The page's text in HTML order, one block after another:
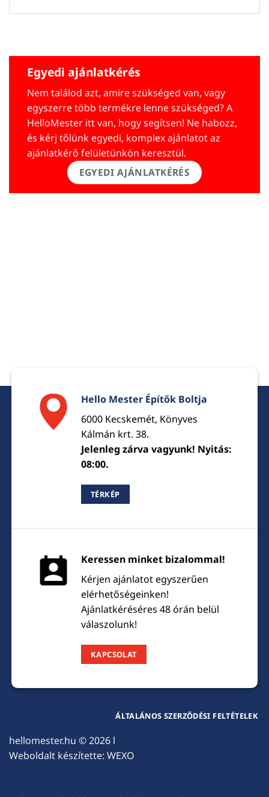
Egyedi ajánlatkérés
Nem találod azt, amire szükséged van, vagy
egyszerre több termékre lenne szükséged? A
HelloMester itt van, hogy segítsen! Ne habozz,
és kérj tőlünk egyedi, komplex ajánlatot az
ajánlatkérő felületünkön keresztül.
EGYEDI AJÁNLATKÉRÉS
Hello Mester Építők Boltja
6000 Kecskemét, Könyves
Kálmán krt. 38.
Jelenleg zárva vagyunk! Nyitás:
08:00.
TÉRKÉP
Keressen minket bizalommal!
Kérjen ajánlatot egyszerűen
elérhetőségeinken!
Ajánlatkéréséres 48 órán belül
válaszolunk!
KAPCSOLAT
hellomester.hu © 2026 l
Weboldalt készítette: WEXO
ÁLTALÁNOS SZERZŐDÉSI FELTÉTELEK